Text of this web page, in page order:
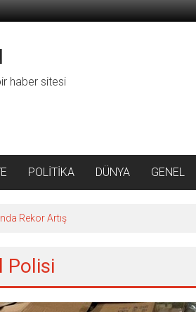
haber sitesi
POLİTİKA DÜNYA GENEL
Rekor Artış
Polisi